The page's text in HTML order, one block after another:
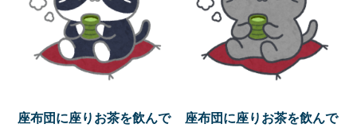
座布団に座りお茶を飲んで
座布団に座りお茶を飲んで